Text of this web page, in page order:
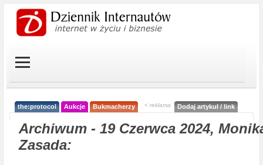
the:protocol Aukcje Bukmacherzy < reklama Dodaj artykuł / link
Archiwum - 19 Czerwca 2024,
Zasada: